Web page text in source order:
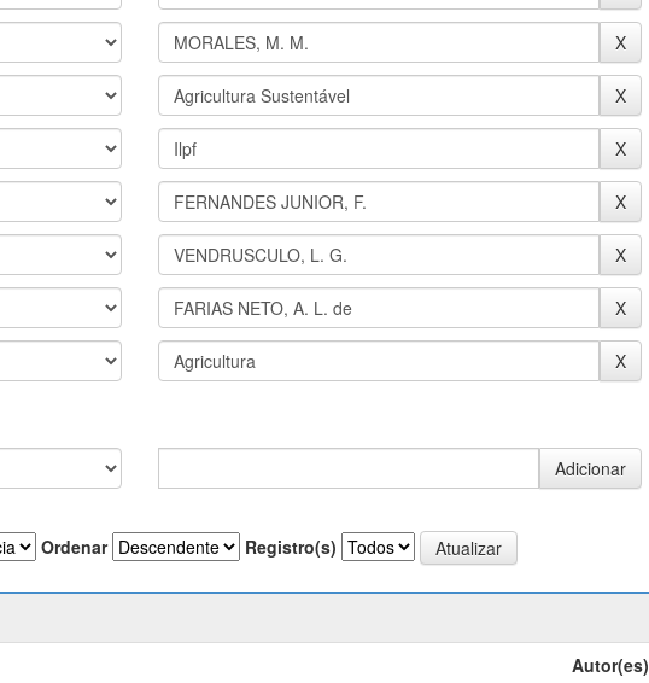
Ordenar Registro(s)
Autor(es)